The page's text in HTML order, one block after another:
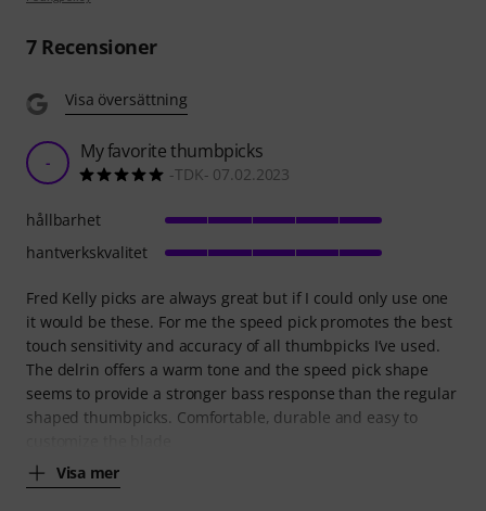
7Recensioner
Visa översättning
- My favorite thumbpicks
-TDK- 07.02.2023
Fred Kelly picks are always great but if I could only use one
it would be these. For me the speed pick promotes the best
touch sensitivity and accuracy of all thumbpicks I’ve used.
The delrin offers a warm tone and the speed pick shape
seems to provide a stronger bass response than the regular
shaped thumbpicks. Comfortable, durable and easy to
Visa mer
hållbarhet
hantverkskvalitet